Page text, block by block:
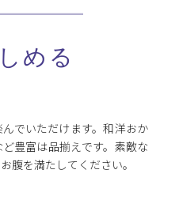
める
でいただけます。和洋おか
豊富は品揃えです。素敵な
腹を満たしてください。